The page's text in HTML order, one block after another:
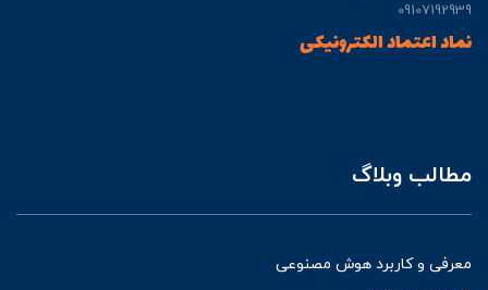
09107192939
نماد اعتماد الکترونیکی
مطالب وبلاگ
معرفی و کاربرد هوش مصنوعی